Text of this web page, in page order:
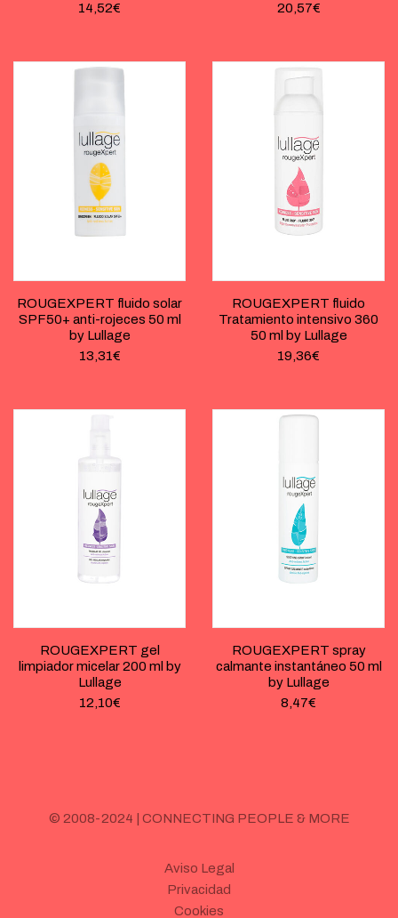
14,52€
20,57€
ROUGEXPERT fluido solar
SPF50+ anti-rojeces 50 ml
by Lullage
13,31€
ROUGEXPERT fluido
Tratamiento intensivo 360
50 ml by Lullage
19,36€
ROUGEXPERT gel
limpiador micelar 200 ml by
Lullage
12,10€
ROUGEXPERT spray
calmante instantáneo 50 ml
by Lullage
8,47€
© 2008-2024 | CONNECTING PEOPLE & MORE
Aviso Legal
Privacidad
Cookies